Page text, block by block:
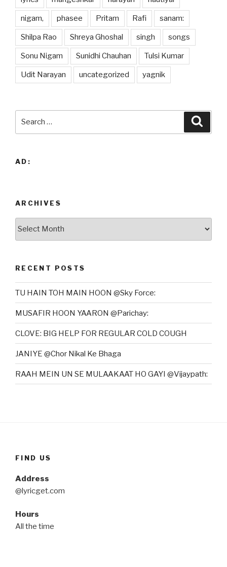
nigam, phasee Pritam Rafi sanam:
Shilpa Rao Shreya Ghoshal singh songs
Sonu Nigam Sunidhi Chauhan Tulsi Kumar
Udit Narayan uncategorized yagnik
AD:
ARCHIVES
RECENT POSTS
TU HAIN TOH MAIN HOON @Sky Force:
MUSAFIR HOON YAARON @Parichay:
CLOVE: BIG HELP FOR REGULAR COLD COUGH
JANIYE @Chor Nikal Ke Bhaga
RAAH MEIN UN SE MULAAKAAT HO GAYI @Vijaypath:
FIND US
Address
@lyricget.com
Hours
All the time